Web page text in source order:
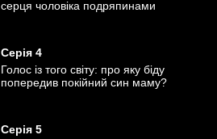
серця чоловіка подряпинами
Серія 4
Голос із того світу: про яку біду
попередив покійний син маму?
Серія 5